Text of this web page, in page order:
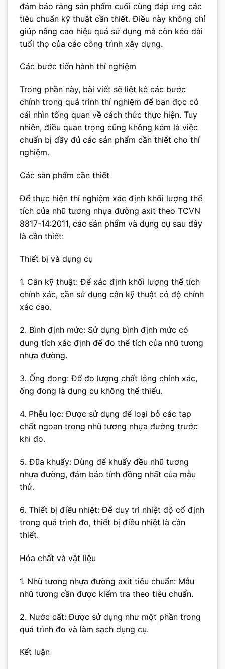
đảm bảo rằng sản phẩm cuối cùng đáp ứng các
tiêu chuẩn kỹ thuật cần thiết. Điều này không chỉ
giúp nâng cao hiệu quả sử dụng mà còn kéo dài
tuổi thọ của các công trình xây dựng.
Các bước tiến hành thí nghiệm
Trong phần này, bài viết sẽ liệt kê các bước
chính trong quá trình thí nghiệm để bạn đọc có
cái nhìn tổng quan về cách thức thực hiện. Tuy
nhiên, điều quan trọng cũng không kém là việc
chuẩn bị đầy đủ các sản phẩm cần thiết cho thí
nghiệm.
Các sản phẩm cần thiết
Để thực hiện thí nghiệm xác định khối lượng thể
tích của nhũ tương nhựa đường axit theo TCVN
8817-14:2011, các sản phẩm và dụng cụ sau đây
là cần thiết:
Thiết bị và dụng cụ
1. Cân kỹ thuật: Để xác định khối lượng thể tích
chính xác, cần sử dụng cân kỹ thuật có độ chính
xác cao.
2. Bình định mức: Sử dụng bình định mức có
dung tích xác định để đo thể tích của nhũ tương
nhựa đường.
3. Ống đong: Để đo lượng chất lỏng chính xác,
ống đong là dụng cụ không thể thiếu.
4. Phễu lọc: Được sử dụng để loại bỏ các tạp
chất ngoan trong nhũ tương nhựa đường trước
khi đo.
5. Đũa khuấy: Dùng để khuấy đều nhũ tương
nhựa đường, đảm bảo tính đồng nhất của mẫu
thử.
6. Thiết bị điều nhiệt: Để duy trì nhiệt độ cố định
trong quá trình đo, thiết bị điều nhiệt là cần
thiết.
Hóa chất và vật liệu
1. Nhũ tương nhựa đường axit tiêu chuẩn: Mẫu
nhũ tương cần được kiểm tra theo tiêu chuẩn.
2. Nước cất: Được sử dụng như một phần trong
quá trình đo và làm sạch dụng cụ.
Kết luận